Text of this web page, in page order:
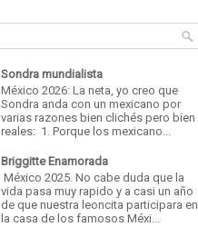
Sondra mundialista
México 2026: La neta, yo creo que
Sondra anda con un mexicano por
varias razones bien clichés pero bien
reales: 1. Porque los mexicano...
Briggitte Enamorada
México 2025. No cabe duda que la
vida pasa muy rapido y a casi un año
de que nuestra leoncita participara en
la casa de los famosos Méxi...